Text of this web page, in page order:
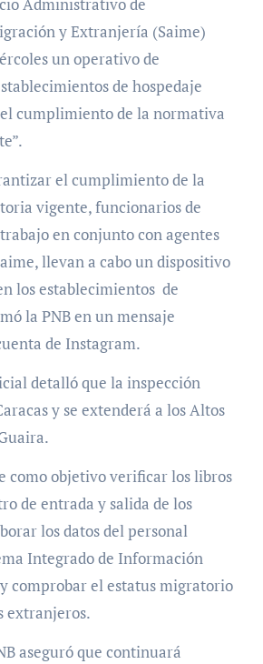
Administrativo de
y Extranjería (Saime)
un operativo de
de hospedaje
cumplimiento de la normativa
el cumplimiento de la
vigente, funcionarios de
en conjunto con agentes
llevan a cabo un dispositivo
los establecimientos de
la PNB en un mensaje
de Instagram.
detalló que la inspección
y se extenderá a los Altos
como objetivo verificar los libros
de entrada y salida de los
los datos del personal
Integrado de Información
comprobar el estatus migratorio
extranjeros.
aseguró que continuará